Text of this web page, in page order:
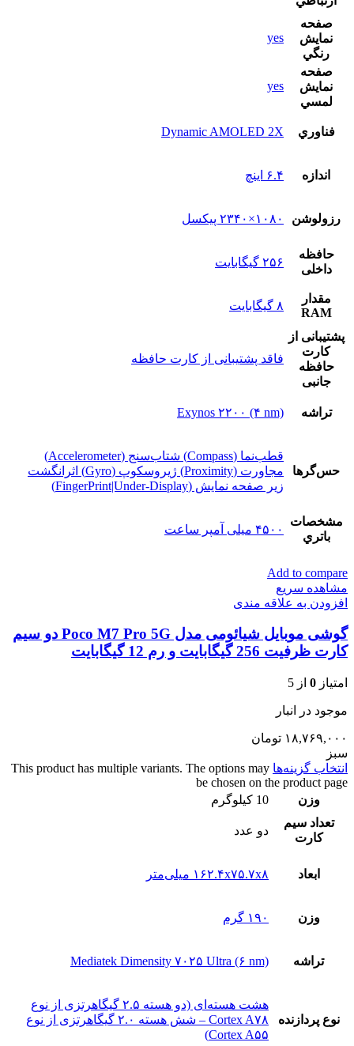
صفحه
نمايش
رنگي
yes
صفحه
نمايش
لمسي
yes
فناوري Dynamic AMOLED 2X
اندازه ۶.۴ اینچ
رزولوشن ۱۰۸۰×۲۳۴۰ پیکسل
حافظه
داخلی
۲۵۶ گیگابایت
مقدار
RAM
۸ گیگابایت
پشتيبانی از
کارت
حافظه
جانبی
فاقد پشتیبانی از کارت حافظه
تراشه Exynos ۲۲۰۰ (۴ nm)
حس‌گرها
قطب‌نما (Compass) شتاب‌سنج (Accelerometer)
مجاورت (Proximity) ژیروسکوپ (Gyro) اثرانگشت
زیر صفحه نمایش (FingerPrint|Under-Display)
مشخصات
باتري
۴۵۰۰ میلی آمپر ساعت
Add to compare
مشاهده سریع
افزودن به علاقه مندی
گوشی موبایل شیائومی مدل Poco M7 Pro 5G دو سیم
کارت ظرفیت 256 گیگابایت و رم 12 گیگابایت
امتیاز 0 از 5
موجود در انبار
۱۸,۷۶۹,۰۰۰ تومان
سبز
انتخاب گزینه‌ها This product has multiple variants. The options may
be chosen on the product page
وزن
10 کیلوگرم
تعداد سيم
کارت
دو عدد
ابعاد ۱۶۲.۴x۷۵.۷x۸ میلی‌متر
وزن ۱۹۰ گرم
تراشه Mediatek Dimensity ۷۰۲۵ Ultra (۶ nm)
نوع پردازنده
هشت هسته‌ای (دو هسته ۲.۵ گیگاهرتزی از نوع
Cortex A۷۸ – شش هسته ۲.۰ گیگاهرتزی از نوع
Cortex A۵۵)